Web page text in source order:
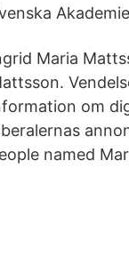
Maria
om
named